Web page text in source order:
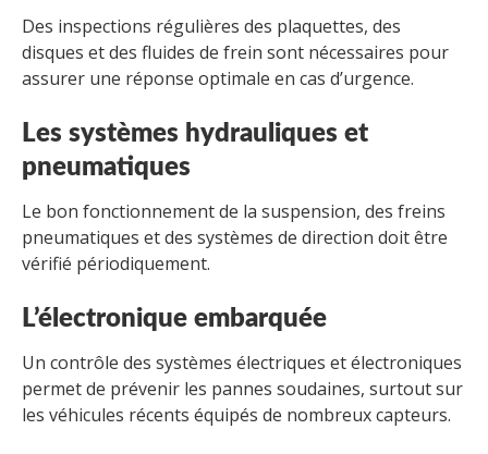
Des inspections régulières des plaquettes, des
disques et des fluides de frein sont nécessaires pour
assurer une réponse optimale en cas d’urgence.
Les systèmes hydrauliques et
pneumatiques
Le bon fonctionnement de la suspension, des freins
pneumatiques et des systèmes de direction doit être
vérifié périodiquement.
L’électronique embarquée
Un contrôle des systèmes électriques et électroniques
permet de prévenir les pannes soudaines, surtout sur
les véhicules récents équipés de nombreux capteurs.